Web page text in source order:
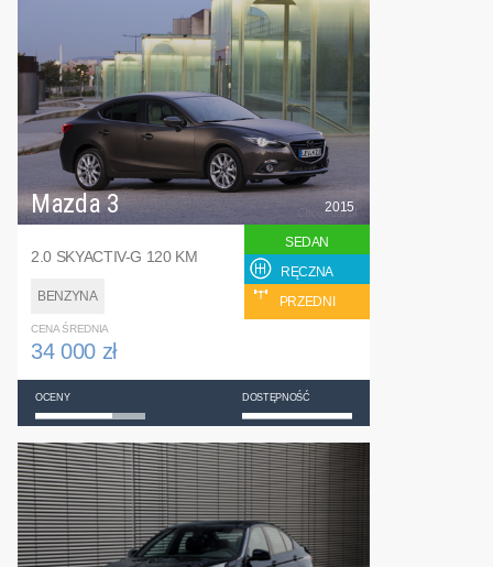
Mazda 3
2.0 SKYACTIV-G 120 KM
BENZYNA
2015
SEDAN
RĘCZNA
PRZEDNI
CENA ŚREDNIA
34 000 zł
OCENY DOSTĘPNOŚĆ